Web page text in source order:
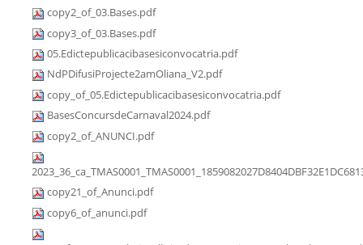
copy2_of_03.Bases.pdf
copy3_of_03.Bases.pdf
05.Edictepublicacibasesiconvocatria.pdf
NdPDifusiProjecte2amOliana_V2.pdf
copy_of_05.Edictepublicacibasesiconvocatria.pdf
BasesConcursdeCarnaval2024.pdf
copy2_of_ANUNCI.pdf
copy21_of_Anunci.pdf
copy6_of_anunci.pdf